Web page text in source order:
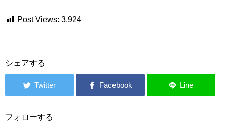
Post Views: 3,924
シェアする
フォローする